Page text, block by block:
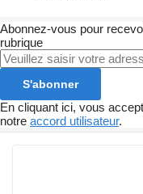
Abonnez-vous pour
rubrique
S'abonner
En cliquant ici, vous
notre accord utilisateur.